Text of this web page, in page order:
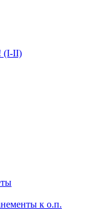
II)
к о.п.